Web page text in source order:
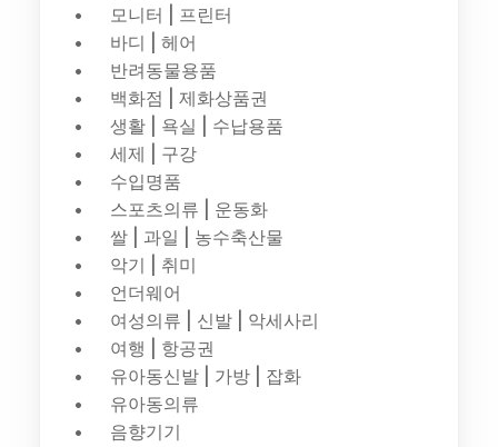
모니터 | 프린터
바디 | 헤어
반려동물용품
백화점 | 제화상품권
생활 | 욕실 | 수납용품
세제 | 구강
수입명품
스포츠의류 | 운동화
쌀 | 과일 | 농수축산물
악기 | 취미
언더웨어
여성의류 | 신발 | 악세사리
여행 | 항공권
유아동신발 | 가방 | 잡화
유아동의류
음향기기